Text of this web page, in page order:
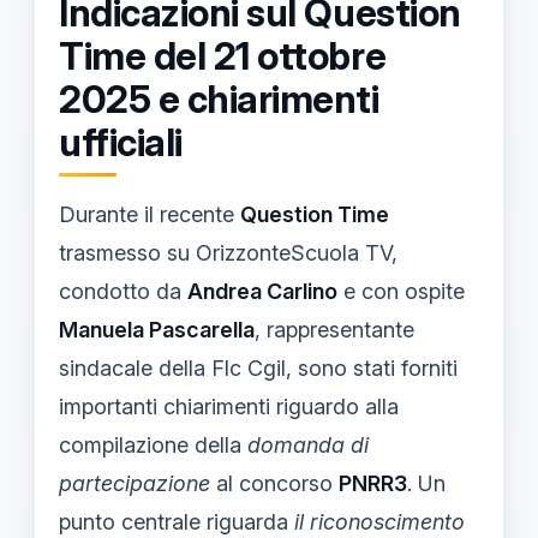
Indicazioni sul Question
Time del 21 ottobre
2025 e chiarimenti
ufficiali
Durante il recente Question Time
trasmesso su OrizzonteScuola TV,
condotto da Andrea Carlino e con ospite
Manuela Pascarella, rappresentante
sindacale della Flc Cgil, sono stati forniti
importanti chiarimenti riguardo alla
compilazione della domanda di
partecipazione al concorso PNRR3. Un
punto centrale riguarda il riconoscimento